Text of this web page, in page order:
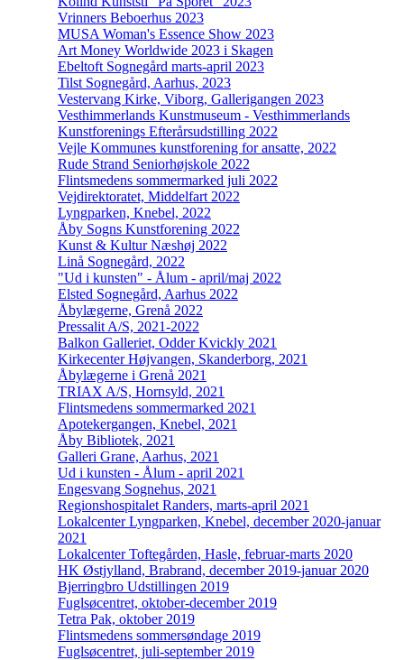
Vrinners Beboerhus 2023
MUSA Woman's Essence Show 2023
Art Money Worldwide 2023 i Skagen
Ebeltoft Sognegård marts-april 2023
Tilst Sognegård, Aarhus, 2023
Vestervang Kirke, Viborg, Gallerigangen 2023
Vesthimmerlands Kunstmuseum - Vesthimmerlands
Kunstforenings Efterårsudstilling 2022
Vejle Kommunes kunstforening for ansatte, 2022
Rude Strand Seniorhøjskole 2022
Flintsmedens sommermarked juli 2022
Vejdirektoratet, Middelfart 2022
Lyngparken, Knebel, 2022
Åby Sogns Kunstforening 2022
Kunst & Kultur Næshøj 2022
Linå Sognegård, 2022
"Ud i kunsten" - Ålum - april/maj 2022
Elsted Sognegård, Aarhus 2022
Åbylægerne, Grenå 2022
Pressalit A/S, 2021-2022
Balkon Galleriet, Odder Kvickly 2021
Kirkecenter Højvangen, Skanderborg, 2021
Åbylægerne i Grenå 2021
TRIAX A/S, Hornsyld, 2021
Flintsmedens sommermarked 2021
Apotekergangen, Knebel, 2021
Åby Bibliotek, 2021
Galleri Grane, Aarhus, 2021
Ud i kunsten - Ålum - april 2021
Engesvang Sognehus, 2021
Regionshospitalet Randers, marts-april 2021
Lokalcenter Lyngparken, Knebel, december 2020-januar
2021
Lokalcenter Toftegården, Hasle, februar-marts 2020
HK Østjylland, Brabrand, december 2019-januar 2020
Bjerringbro Udstillingen 2019
Fuglsøcentret, oktober-december 2019
Tetra Pak, oktober 2019
Flintsmedens sommersøndage 2019
Fuglsøcentret, juli-september 2019